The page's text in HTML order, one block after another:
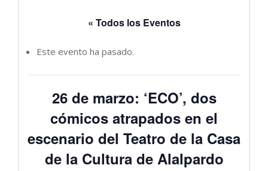
« Todos los Eventos
Este evento ha pasado.
26 de marzo: ‘ECO’, dos
cómicos atrapados en el
escenario del Teatro de la Casa
de la Cultura de Alalpardo